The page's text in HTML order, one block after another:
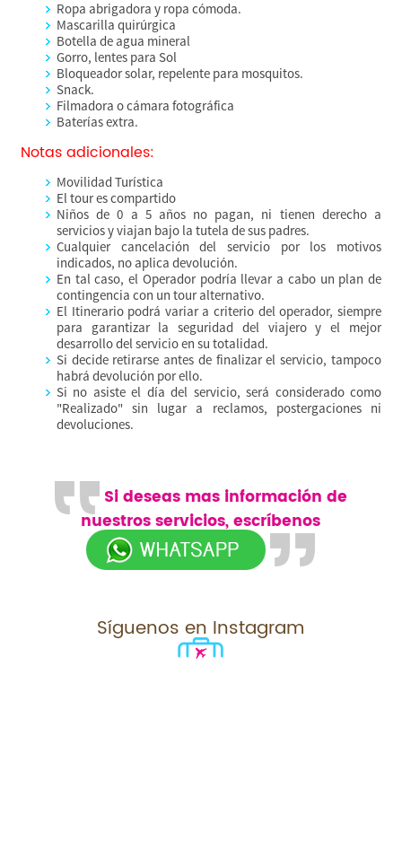
Ropa abrigadora y ropa cómoda.
Mascarilla quirúrgica
Botella de agua mineral
Gorro, lentes para Sol
Bloqueador solar, repelente para mosquitos.
Snack.
Filmadora o cámara fotográfica
Baterías extra.
Notas adicionales:
Movilidad Turística
El tour es compartido
Niños de 0 a 5 años no pagan, ni tienen derecho a
servicios y viajan bajo la tutela de sus padres.
Cualquier cancelación del servicio por los motivos
indicados, no aplica devolución.
En tal caso, el Operador podría llevar a cabo un plan de
contingencia con un tour alternativo.
El Itinerario podrá variar a criterio del operador, siempre
para garantizar la seguridad del viajero y el mejor
desarrollo del servicio en su totalidad.
Si decide retirarse antes de finalizar el servicio, tampoco
habrá devolución por ello.
Si no asiste el día del servicio, será considerado como
"Realizado" sin lugar a reclamos, postergaciones ni
devoluciones.
Si deseas mas información de
nuestros servicios, escríbenos
Síguenos en Instagram